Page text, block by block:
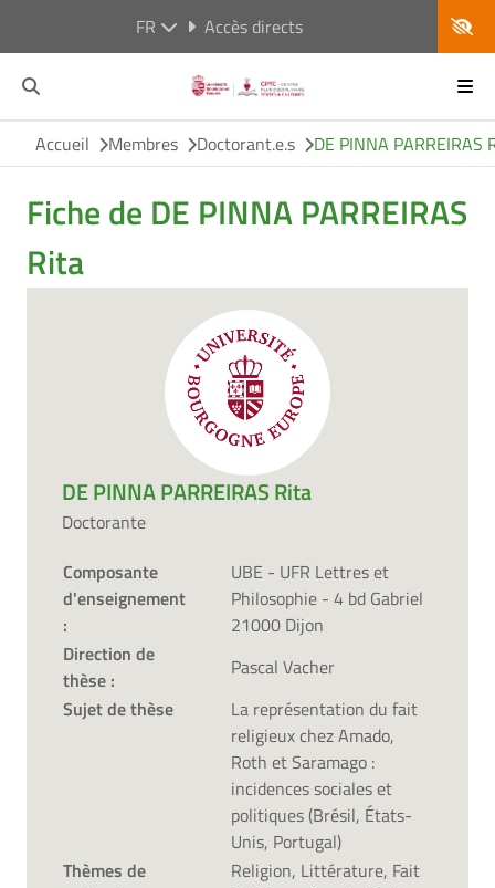
FR Accès directs
Accueil Membres Doctorant.e.s DE PINNA PARREIRAS
Fiche de DE PINNA PARREIRAS
Rita
DE PINNA PARREIRAS Rita
Doctorante
Composante
d'enseignement
:
UBE - UFR Lettres et
Philosophie - 4 bd Gabriel
21000 Dijon
Direction de
thèse :
Pascal Vacher
Sujet de thèse
La représentation du fait
religieux chez Amado,
Roth et Saramago :
incidences sociales et
politiques (Brésil, États-
Unis, Portugal)
Thèmes de
Religion, Littérature, Fait